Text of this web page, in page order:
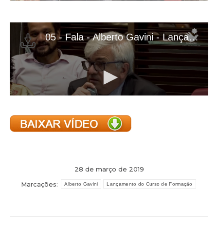
28 de março de 2019
Marcações:
Alberto Gavini Lançamento do Curso de Formação